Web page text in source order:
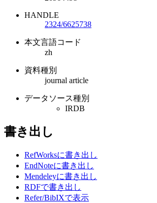
HANDLE
2324/6625738
本文言語コード
zh
資料種別
journal article
データソース種別
IRDB
書き出し
RefWorksに書き出し
EndNoteに書き出し
Mendeleyに書き出し
RDFで書き出し
Refer/BibIXで表示